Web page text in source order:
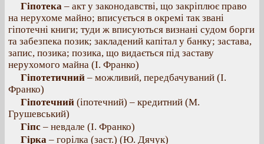
Гіпотека – акт у законодавстві, що закріплює право
на нерухоме майно; вписується в окремі так звані
гіпотечні книги; туди ж вписуються визнані судом борги
та забезпека позик; закладений капітал у банку; застава,
запис, позика; позика, що видається під заставу
нерухомого майна (І. Франко)
Гіпотетичний – можливий, передбачуваний (І.
Франко)
Гіпотечний (іпотечний) – кредитний (М.
Грушевський)
Гіпс – невдале (І. Франко)
Гірка – горілка (заст.) (Ю. Дячук)